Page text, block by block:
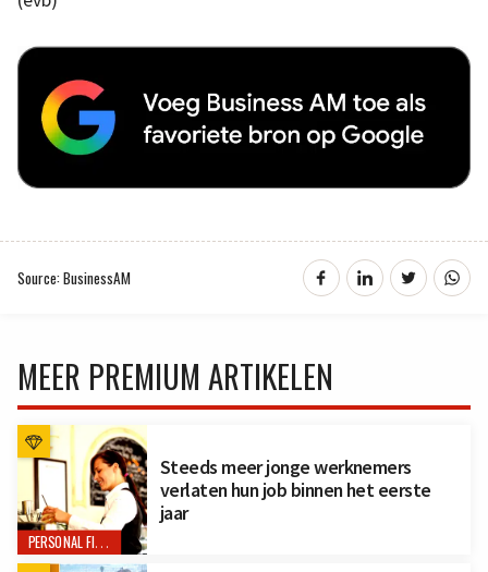
Source: BusinessAM
MEER PREMIUM ARTIKELEN
PERSONAL FINANCE
Steeds meer jonge werknemers
verlaten hun job binnen het eerste
jaar